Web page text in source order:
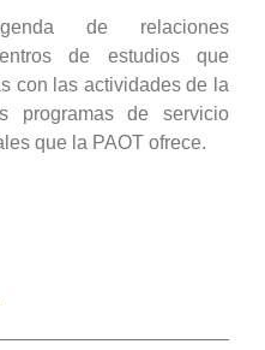
de relaciones
de estudios que
con las actividades de la
programas de servicio
que la PAOT ofrece.